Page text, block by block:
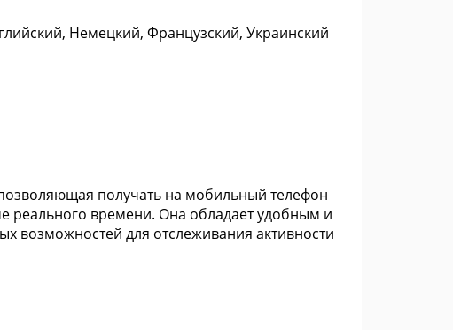
Немецкий, Французский, Украинский
получать на мобильный телефон
времени. Она обладает удобным и
возможностей для отслеживания активности